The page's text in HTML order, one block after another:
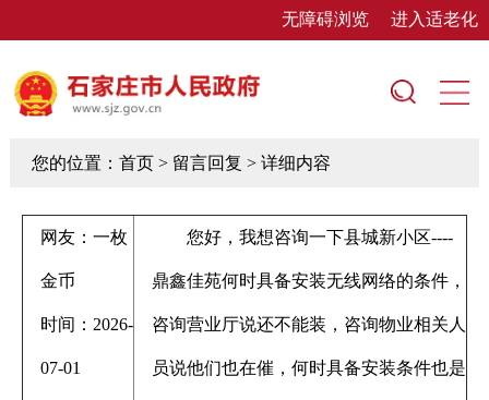
无障碍浏览 进入适老化
您的位置： 首页> 留言回复 > 详细内容
网友：一枚
金币
时间：2026-
07-01
您好，我想咨询一下县城新小区----
鼎鑫佳苑何时具备安装无线网络的条件，
咨询营业厅说还不能装，咨询物业相关人
员说他们也在催，何时具备安装条件也是